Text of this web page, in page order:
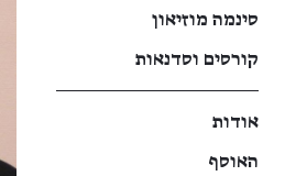
סינמה מוזיאון
קורסים וסדנאות
אודות
האוסף